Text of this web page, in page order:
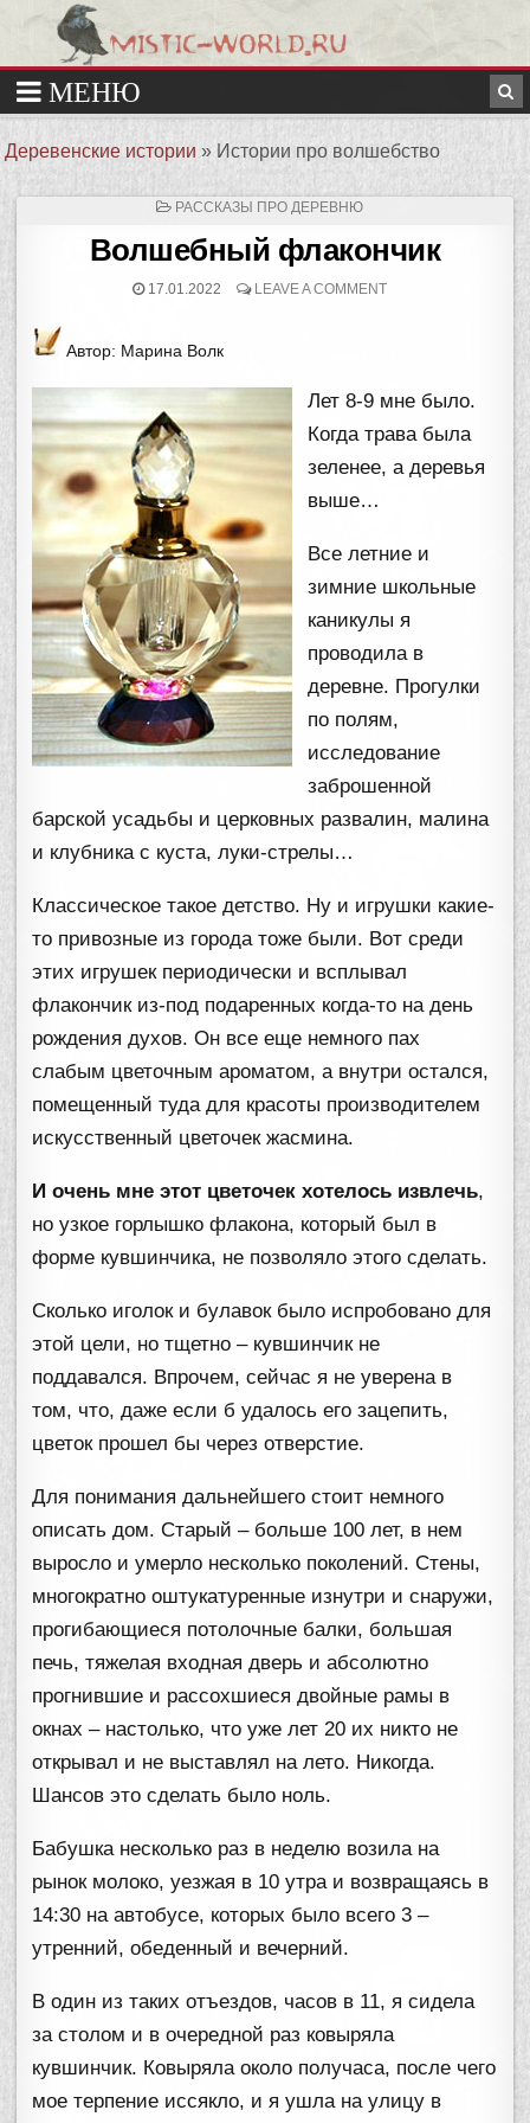
Деревенские истории » Истории про волшебство
ОПУБЛИКОВАНО
РАССКАЗЫ ПРО ДЕРЕВНЮ
Волшебный флакончик
17.01.2022 LEAVE A COMMENT
Автор: Марина Волк
Лет 8-9 мне было.
Когда трава была
зеленее, а деревья
выше…
Все летние и
зимние школьные
каникулы я
проводила в
деревне. Прогулки
по полям,
исследование
заброшенной
барской усадьбы и церковных развалин, малина
и клубника с куста, луки-стрелы…
Классическое такое детство. Ну и игрушки какие-
то привозные из города тоже были. Вот среди
этих игрушек периодически и всплывал
флакончик из-под подаренных когда-то на день
рождения духов. Он все еще немного пах
слабым цветочным ароматом, а внутри остался,
помещенный туда для красоты производителем
искусственный цветочек жасмина.
И очень мне этот цветочек хотелось извлечь,
но узкое горлышко флакона, который был в
форме кувшинчика, не позволяло этого сделать.
Сколько иголок и булавок было испробовано для
этой цели, но тщетно – кувшинчик не
поддавался. Впрочем, сейчас я не уверена в
том, что, даже если б удалось его зацепить,
цветок прошел бы через отверстие.
Для понимания дальнейшего стоит немного
описать дом. Старый – больше 100 лет, в нем
выросло и умерло несколько поколений. Стены,
многократно оштукатуренные изнутри и снаружи,
прогибающиеся потолочные балки, большая
печь, тяжелая входная дверь и абсолютно
прогнившие и рассохшиеся двойные рамы в
окнах – настолько, что уже лет 20 их никто не
открывал и не выставлял на лето. Никогда.
Шансов это сделать было ноль.
Бабушка несколько раз в неделю возила на
рынок молоко, уезжая в 10 утра и возвращаясь в
14:30 на автобусе, которых было всего 3 –
утренний, обеденный и вечерний.
В один из таких отъездов, часов в 11, я сидела
за столом и в очередной раз ковыряла
кувшинчик. Ковыряла около получаса, после чего
мое терпение иссякло, и я ушла на улицу в